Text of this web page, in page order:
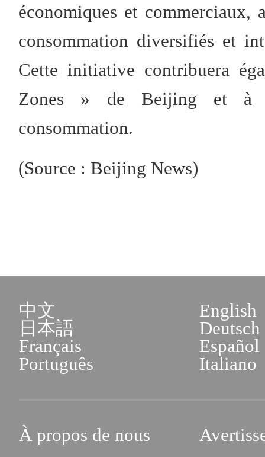
économiques et
consommation diversifiés et
Cette initiative contribuera
Zones » de Beijing et à
consommation.
(Source : Beijing News)
中文
English
日本語
Deutsch
Français
Español
Português
Italiano
À propos de nous